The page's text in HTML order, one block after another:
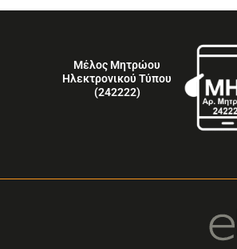
Μέλος Μητρώου
Ηλεκτρονικού Τύπου
(242222)